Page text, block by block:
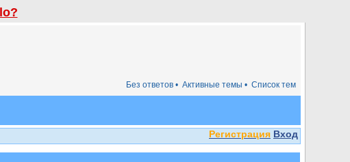
Список тем
Активные темы •
Без ответов •
Регистрация Вход